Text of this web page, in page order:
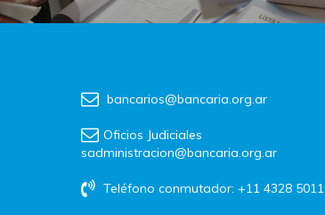
bancarios@bancaria.org.ar
Oficios Judiciales
sadministracion@bancaria.org.ar
Teléfono conmutador: +11 4328 5011